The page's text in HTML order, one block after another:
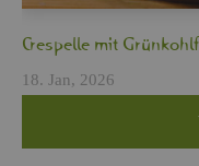
Cres­pel­le mit
18. Jan, 2026